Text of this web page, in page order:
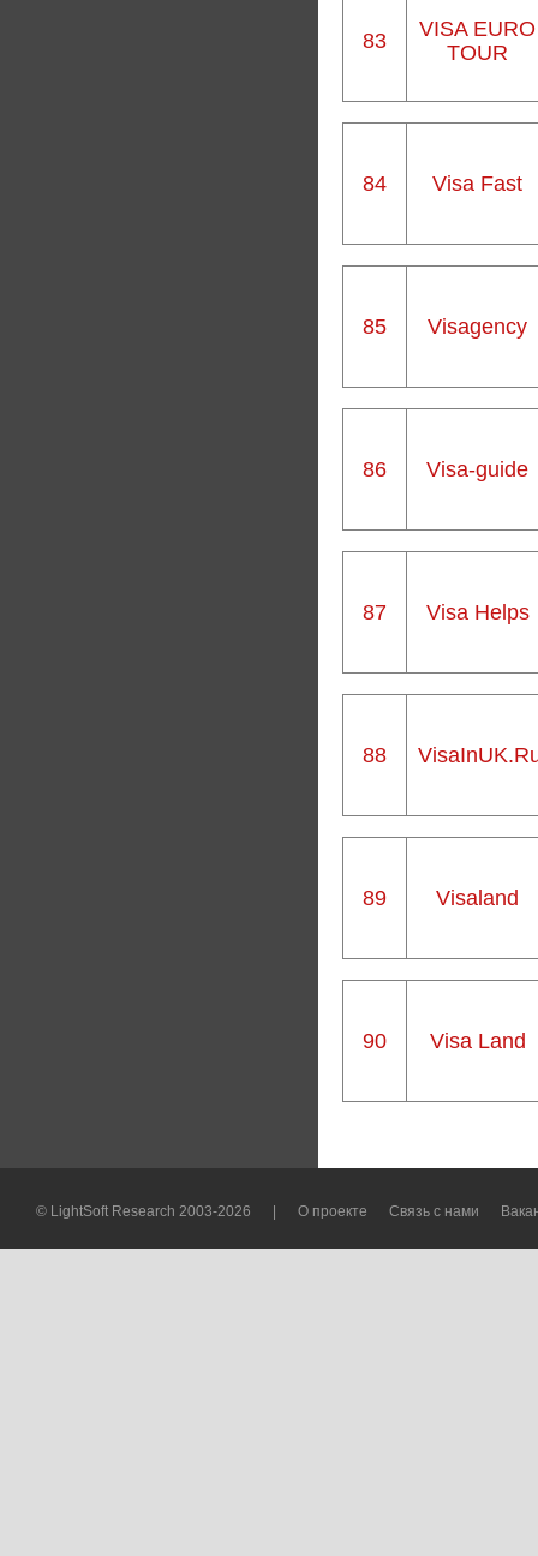
83
VISA EURO
TOUR
84 Visa Fast
85 Visagency
86 Visa-guide
87 Visa Helps
88
89 Visaland
90 Visa Land
© LightSoft Research 2003-2026 О проекте Связь с нами